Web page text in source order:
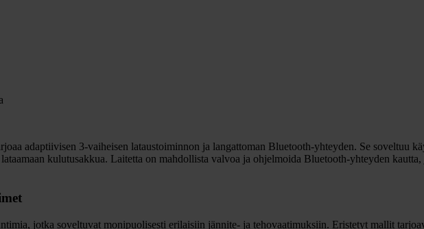
adaptiivisen 3-vaiheisen lataustoiminnon ja langattoman Bluetooth-yhteyden. Se soveltuu
kulutusakkua. Laitetta on mahdollista valvoa ja ohjelmoida Bluetooth-yhteyden
jotka soveltuvat monipuolisesti erilaisiin jännite- ja tehovaatimuksiin. Eristetyt mallit